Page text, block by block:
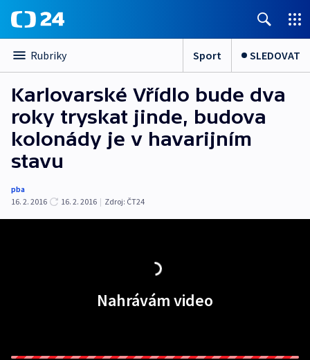
Rubriky Sport SLEDOVAT
Karlovarské Vřídlo bude dva
roky tryskat jinde, budova
kolonády je v havarijním
stavu
pba
16. 2. 2016
16. 2. 2016 | Zdroj: ČT24
Nahrávám video